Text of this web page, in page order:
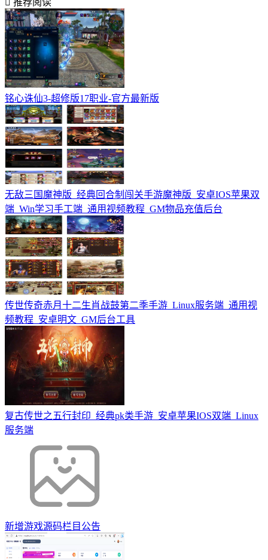
推荐阅读
铭心诛仙3-超修版17职业-官方最新版
无敌三国魔神版_经典回合制闯关手游魔神版_安卓IOS苹果双
端_Win学习手工端_通用视频教程_GM物品充值后台
传世传奇赤月十二生肖战鼓第二季手游_Linux服务端_通用视
频教程_安卓明文_GM后台工具
复古传世之五行封印_经典pk类手游_安卓苹果IOS双端_Linux
服务端
新增游戏源码栏目公告